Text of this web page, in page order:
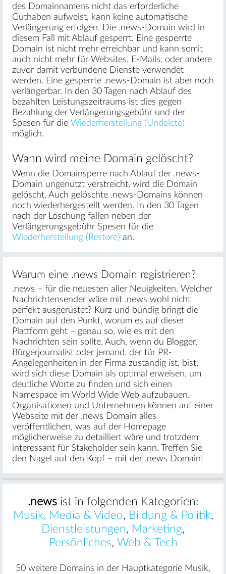
des Domainnamens nicht das erforderliche
Guthaben aufweist, kann keine automatische
Verlängerung erfolgen. Die .news-Domain wird in
diesem Fall mit Ablauf gesperrt. Eine gesperrte
Domain ist nicht mehr erreichbar und kann somit
auch nicht mehr für Websites, E-Mails, oder andere
zuvor damit verbundene Dienste verwendet
werden. Eine gesperrte .news-Domain ist aber noch
verlängerbar. In den 30 Tagen nach Ablauf des
bezahlten Leistungszeitraums ist dies gegen
Bezahlung der Verlängerungsgebühr und der
Spesen für die Wiederherstellung (Undelete)
möglich.
Wann wird meine Domain gelöscht?
Wenn die Domainsperre nach Ablauf der .news-
Domain ungenutzt verstreicht, wird die Domain
gelöscht. Auch gelöschte .news-Domains können
noch wiederhergestellt werden. In den 30 Tagen
nach der Löschung fallen neben der
Verlängerungsgebühr Spesen für die
Wiederherstellung (Restore) an.
Warum eine .news Domain registrieren?
.news – für die neuesten aller Neuigkeiten. Welcher
Nachrichtensender wäre mit .news wohl nicht
perfekt ausgerüstet? Kurz und bündig bringt die
Domain auf den Punkt, worum es auf dieser
Plattform geht – genau so, wie es mit den
Nachrichten sein sollte. Auch, wenn du Blogger,
Bürgerjournalist oder jemand, der für PR-
Angelegenheiten in der Firma zuständig ist, bist,
wird sich diese Domain als optimal erweisen, um
deutliche Worte zu finden und sich einen
Namespace im World Wide Web aufzubauen.
Organisationen und Unternehmen können auf einer
Webseite mit der .news Domain alles
veröffentlichen, was auf der Homepage
möglicherweise zu detailliert wäre und trotzdem
interessant für Stakeholder sein kann. Treffen Sie
den Nagel auf den Kopf – mit der .news Domain!
.newsist in folgenden Kategorien:
Musik, Media & Video, Bildung & Politik,
Dienstleistungen, Marketing,
Persönliches, Web & Tech
50 weitere Domains in der Hauptkategorie Musik,